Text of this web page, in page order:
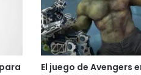
El juego de Avengers